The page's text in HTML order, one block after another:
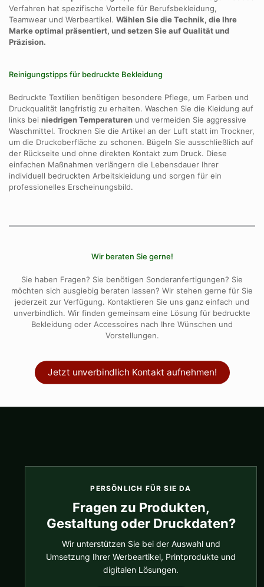
Verfahren hat spezifische Vorteile für Berufsbekleidung,
Teamwear und Werbeartikel. Wählen Sie die Technik, die Ihre
Marke optimal präsentiert, und setzen Sie auf Qualität und
Präzision.
Reinigungstipps für bedruckte Bekleidung
Bedruckte Textilien benötigen besondere Pflege, um Farben und
Druckqualität langfristig zu erhalten. Waschen Sie die Kleidung auf
links bei niedrigen Temperaturen und vermeiden Sie aggressive
Waschmittel. Trocknen Sie die Artikel an der Luft statt im Trockner,
um die Druckoberfläche zu schonen. Bügeln Sie ausschließlich auf
der Rückseite und ohne direkten Kontakt zum Druck. Diese
einfachen Maßnahmen verlängern die Lebensdauer Ihrer
individuell bedruckten Arbeitskleidung und sorgen für ein
professionelles Erscheinungsbild.
Wir beraten Sie gerne!
Sie haben Fragen? Sie benötigen Sonderanfertigungen? Sie
möchten sich ausgiebig beraten lassen? Wir stehen gerne für Sie
jederzeit zur Verfügung. Kontaktieren Sie uns ganz einfach und
unverbindlich. Wir finden gemeinsam eine Lösung für bedruckte
Bekleidung oder Accessoires nach Ihre Wünschen und
Vorstellungen.
Jetzt unverbindlich Kontakt aufnehmen!
PERSÖNLICH FÜR SIE DA
Fragen zu Produkten,
Gestaltung oder Druckdaten?
Wir unterstützen Sie bei der Auswahl und
Umsetzung Ihrer Werbeartikel, Printprodukte und
digitalen Lösungen.